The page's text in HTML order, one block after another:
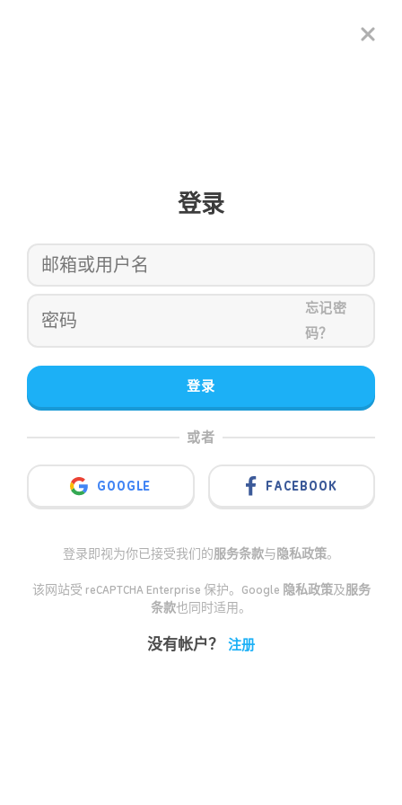
登录
忘记密
码？
登录
或者
GOOGLE FACEBOOK
登录即视为你已接受我们的服务条款与隐私政策。
该网站受 reCAPTCHA Enterprise 保护。Google 隐私政策及服务
条款也同时适用。
没有帐户？ 注册